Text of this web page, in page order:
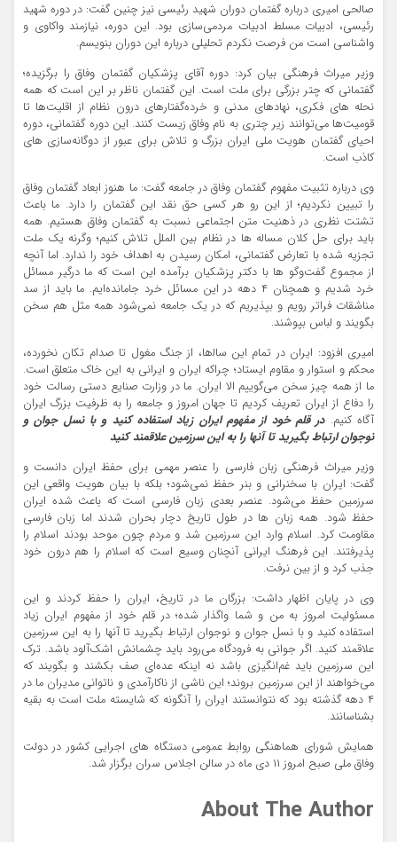
صالحی امیری درباره گفتمان دوران شهید رئیسی نیز چنین گفت: در دوره شهید
رئیسی، ادبیات مسلط ادبیات مردمی‌سازی بود. این دوره، نیازمند واکاوی و
واشناسی است من فرصت نکردم تحلیلی درباره این دوران بنویسم.
وزیر میراث فرهنگی بیان کرد: دوره آقای پزشکیان گفتمان وفاق را برگزیده؛
گفتمانی که چتر بزرگی برای ملت است. این گفتمان ناظر بر این است که همه
نحله های فکری، نهادهای مدنی و خرده‌گفتارهای درون نظام از اقلیت‌ها تا
قومیت‌ها می‌توانند زیر چتری به نام وفاق زیست کنند. این دوره گفتمانی، دوره
احیای گفتمان هویت ملی ایران بزرگ و تلاش برای عبور از دوگانه‌سازی های
کاذب است.
وی درباره تثبیت مفهوم گفتمان وفاق در جامعه گفت: ما هنوز ابعاد گفتمان وفاق
را تبیین نکردیم؛ از این رو هر کسی حق نقد این گفتمان را دارد. ما باعث
تشتت نظری در ذهنیت متن اجتماعی نسبت به گفتمان وفاق هستیم. همه
باید برای حل کلان مساله ها در نظام بین الملل تلاش کنیم؛ وگرنه یک ملت
تجزیه شده با تعارض گفتمانی، امکان رسیدن به اهداف خود را ندارد. اما آنچه
از مجموع گفت‌وگو ها با دکتر پزشکیان برآمده این است که ما درگیر مسائل
خرد شدیم و همچنان ۴ دهه در این مسائل خرد جامانده‌ایم. ما باید از سد
مناشقات فراتر رویم و بپذیریم که در یک جامعه نمی‌شود همه مثل هم سخن
بگویند و لباس بپوشند.
امیری افزود: ایران در تمام این سال‍‌ها، از جنگ مغول تا صدام تکان نخورده،
محکم و استوار و مقاوم ایستاد؛ چراکه ایران و ایرانی به این خاک متعلق است.
ما از همه چیز سخن می‌گوییم الا ایران. ما در وزارت صنایع دستی رسالت خود
را دفاع از ایران تعریف کردیم تا جهان امروز و جامعه را به ظرفیت بزرگ ایران
آگاه کنیم.در قلم خود از مفهوم ایران زیاد استفاده کنید و با نسل جوان و
نوجوان ارتباط بگیرید تا آنها را به این سرزمین علاقمند کنید
وزیر میراث فرهنگی زبان فارسی را عنصر مهمی برای حفظ ایران دانست و
گفت: ایران با سخنرانی و بنر حفظ نمی‌شود؛ بلکه با بیان هویت واقعی این
سرزمین حفظ می‌شود. عنصر بعدی زبان فارسی است که باعث شده ایران
حفظ شود. همه زبان ها در طول تاریخ دچار بحران شدند اما زبان فارسی
مقاومت کرد. اسلام وارد این سرزمین شد و مردم چون موحد بودند اسلام را
پذیرفتند. این فرهنگ ایرانی آنچنان وسیع است که اسلام را هم درون خود
جذب کرد و از بین نرفت.
وی در پایان اظهار داشت: بزرگان ما در تاریخ، ایران را حفظ کردند و این
مسئولیت امروز به من و شما واگذار شده؛ در قلم خود از مفهوم ایران زیاد
استفاده کنید و با نسل جوان و نوجوان ارتباط بگیرید تا آنها را به این سرزمین
علاقمند کنید. اگر جوانی به فرودگاه می‌رود باید چشمانش اشک‌آلود باشد. ترک
این سرزمین باید غم‌انگیزی باشد نه اینکه عده‌ای صف بکشند و بگویند که
می‌خواهند از این سرزمین بروند؛ این ناشی از ناکارآمدی و ناتوانی مدیران ما در
۴ دهه گذشته بود که نتوانستند ایران را آنگونه که شایسته ملت است به بقیه
بشناسانند.
همایش شورای هماهنگی روابط عمومی دستگاه های اجرایی کشور در دولت
وفاق ملی صبح امروز ۱۱ دی ماه در سالن اجلاس سران برگزار شد.
About The Author